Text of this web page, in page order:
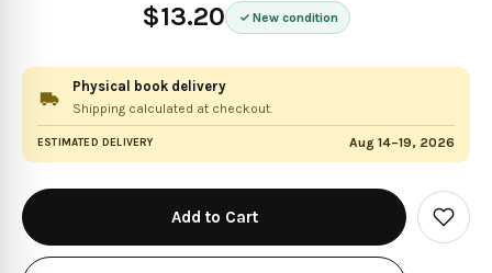
$13.20 New condition
Physical book delivery
Shipping calculated at checkout.
ESTIMATED DELIVERY Aug 14–19, 2026
in
stock
Add
to